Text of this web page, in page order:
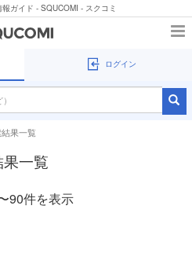
ガイド - SQUCOMI - スクコミ
ログイン
果一覧
一覧
90件を表示